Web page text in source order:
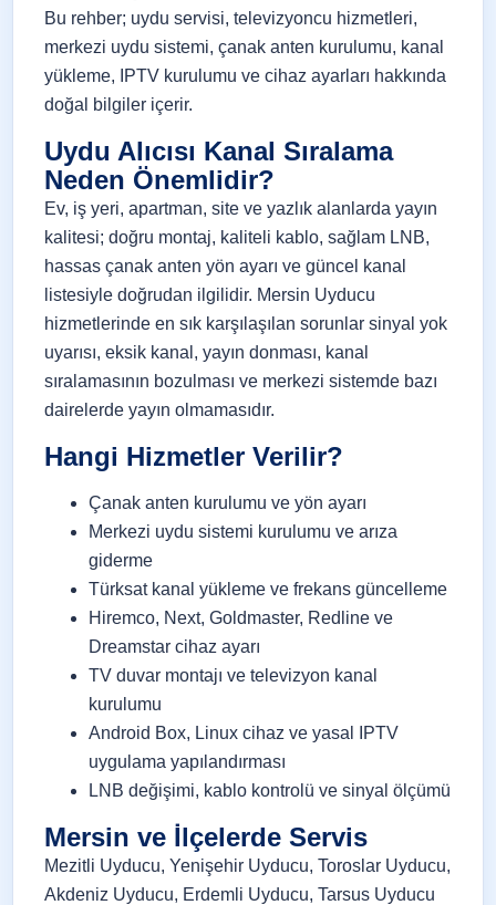
Bu rehber; uydu servisi, televizyoncu hizmetleri,
merkezi uydu sistemi, çanak anten kurulumu, kanal
yükleme, IPTV kurulumu ve cihaz ayarları hakkında
doğal bilgiler içerir.
Uydu Alıcısı Kanal Sıralama
Neden Önemlidir?
Ev, iş yeri, apartman, site ve yazlık alanlarda yayın
kalitesi; doğru montaj, kaliteli kablo, sağlam LNB,
hassas çanak anten yön ayarı ve güncel kanal
listesiyle doğrudan ilgilidir. Mersin Uyducu
hizmetlerinde en sık karşılaşılan sorunlar sinyal yok
uyarısı, eksik kanal, yayın donması, kanal
sıralamasının bozulması ve merkezi sistemde bazı
dairelerde yayın olmamasıdır.
Hangi Hizmetler Verilir?
Çanak anten kurulumu ve yön ayarı
Merkezi uydu sistemi kurulumu ve arıza
giderme
Türksat kanal yükleme ve frekans güncelleme
Hiremco, Next, Goldmaster, Redline ve
Dreamstar cihaz ayarı
TV duvar montajı ve televizyon kanal
kurulumu
Android Box, Linux cihaz ve yasal IPTV
uygulama yapılandırması
LNB değişimi, kablo kontrolü ve sinyal ölçümü
Mersin ve İlçelerde Servis
Mezitli Uyducu, Yenişehir Uyducu, Toroslar Uyducu,
Akdeniz Uyducu, Erdemli Uyducu, Tarsus Uyducu